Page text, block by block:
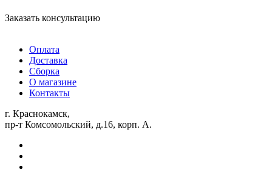
Заказать консультацию
Оплата
Доставка
Сборка
О магазине
Контакты
г. Краснокамск,
пр-т Комсомольский, д.16, корп. А.